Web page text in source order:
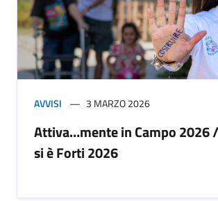
AVVISI 3 MARZO 2026
Attiva…mente in Campo 2026
si è Forti 2026